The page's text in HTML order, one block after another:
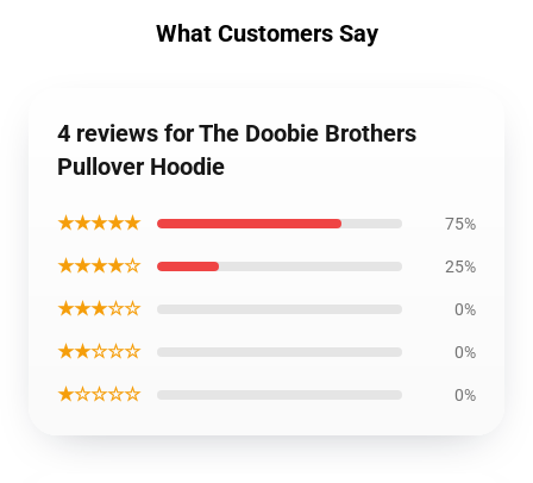
What Customers Say
4 reviews for The Doobie Brothers
Pullover Hoodie
★★★★★ 75%
★★★★☆ 25%
★★★☆☆ 0%
★★☆☆☆ 0%
★☆☆☆☆ 0%